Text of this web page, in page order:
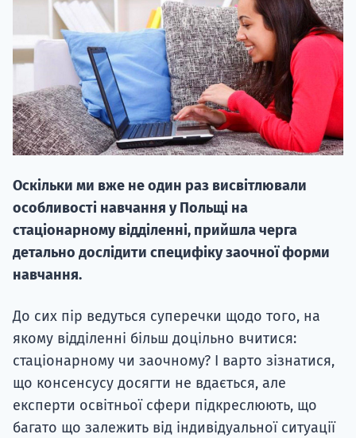
Оскільки ми вже не один раз висвітлювали
особливості навчання у Польщі на
стаціонарному відділенні, прийшла черга
детально дослідити специфіку заочної форми
навчання.
До сих пір ведуться суперечки щодо того, на
якому відділенні більш доцільно вчитися:
стаціонарному чи заочному? І варто зізнатися,
що консенсусу досягти не вдається, але
експерти освітньої сфери підкреслюють, що
багато що залежить від індивідуальної ситуації
НАБІР
вступ на